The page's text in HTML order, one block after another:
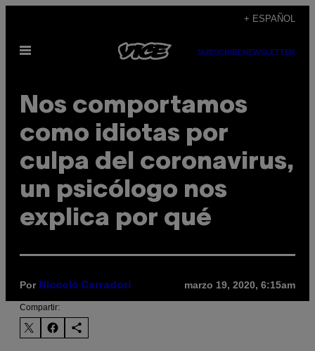
contenido
+ ESPAÑOL
Abrir
SUBSCRIBENEWSLETTER
Nos comportamos
como idiotas por
culpa del coronavirus,
un psicólogo nos
explica por qué
Por Niccolò Carradori marzo 19, 2020, 6:15am
Compartir: